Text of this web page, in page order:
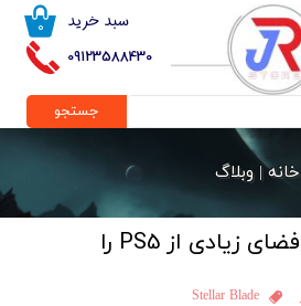
09123588430
۰ سبد خرید
جستجو
خانه |وبلاگ
بازی Stellar Blade فضای زیادی از PS5 را
Stellar Blade